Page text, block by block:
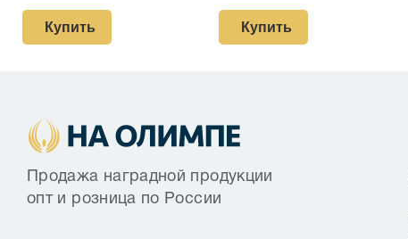
Купить Купить
Продажа наградной продукции
опт и розница по России